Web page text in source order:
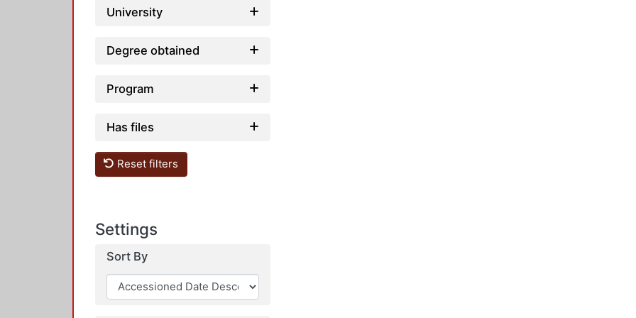
University
Degree obtained
Program
Has files
Reset filters
Settings
Sort By